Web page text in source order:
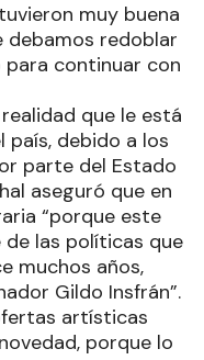
muy buena
debamos redoblar
continuar con
que le está
país, debido a los
parte del Estado
aseguró que en
“porque este
las políticas que
muchos años,
Gildo Insfrán”.
artísticas
porque lo